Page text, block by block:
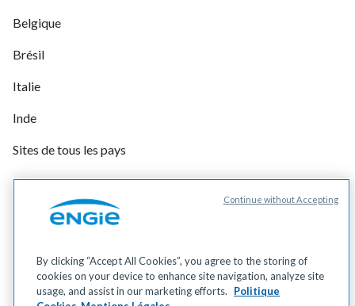
Belgique
Brésil
Italie
Inde
Sites de tous les pays
Gérer vos cookies
Données personnelles
Mentions légales
Accessibilité
By clicking “Accept All Cookies”, you agree to the storing of
cookies on your device to enhance site navigation, analyze site
usage, and assist in our marketing efforts.
Politique
Continue without Accepting